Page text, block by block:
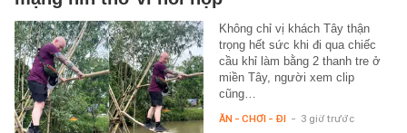
Không chỉ vị khách Tây thận
trọng hết sức khi đi qua chiếc
cầu khỉ làm bằng 2 thanh tre ở
miền Tây, người xem clip
cũng…
ĂN - CHƠI - ĐI - 3 giờ trước